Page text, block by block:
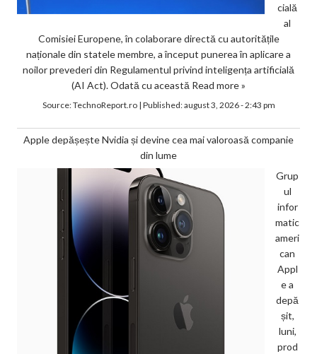
cială
al
Comisiei Europene, în colaborare directă cu autoritățile
naționale din statele membre, a început punerea în aplicare a
noilor prevederi din Regulamentul privind inteligența artificială
(AI Act). Odată cu această Read more »
Source:TechnoReport.ro| Published:august 3, 2026 - 2:43 pm
Apple depășește Nvidia și devine cea mai valoroasă companie
din lume
Grup
ul
infor
matic
ameri
can
Appl
e a
depă
șit,
luni,
prod